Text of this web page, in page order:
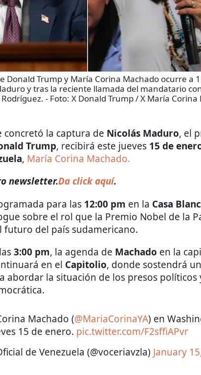
Donald Trump y María Corina Machado ocurre a
y tras la reciente llamada del mandatario
- Foto: X Donald Trump / X María Corina
concretó la captura de Nicolás Maduro, el
Trump, recibirá este jueves 15 de
, María Corina Machado.
newsletter.Da click aquí.
para las 12:00 pm en la Casa
sobre el rol que la Premio Nobel de la
futuro del país sudamericano.
3:00 pm, la agenda de Machado en la
en el Capitolio, donde sostendrá
abordar la situación de los presos políticos
Machado (@MariaCorinaYA) en
15 de enero. pic.twitter.com/F2sffiAPvr
de Venezuela (@voceriavzla) January